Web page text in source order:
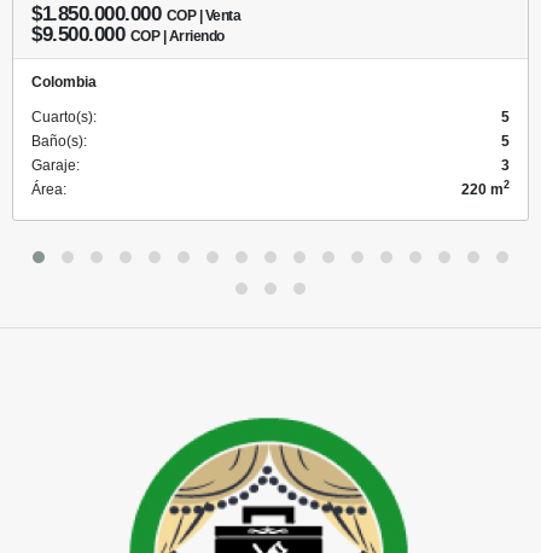
$1.850.000.000 COP | Venta
$9.500.000 COP | Arriendo
Colombia
Cuarto(s):
5
Baño(s):
5
Garaje:
3
Área:
220 m2